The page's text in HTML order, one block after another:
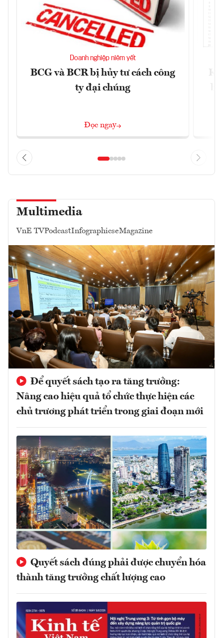
Doanh nghiệp niêm yết
BCG và BCR bị hủy tư cách công
ty đại chúng
Đọc ngay
Multimedia
VnE TVPodcastInfographicseMagazine
Để quyết sách tạo ra tăng trưởng:
Nâng cao hiệu quả tổ chức thực hiện các
chủ trương phát triển trong giai đoạn mới
Quyết sách đúng phải được chuyển hóa
thành tăng trưởng chất lượng cao